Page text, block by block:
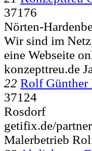
37176
Nörten-
Wir sind im
eine Webseite
konzepttreu.de
22 Rolf Günther
37124
Rosdorf
getifix.de/
Malerbetrieb